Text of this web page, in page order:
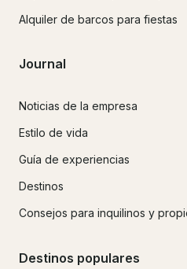
Alquiler de barcos para fiestas
Journal
Noticias de la empresa
Estilo de vida
Guía de experiencias
Destinos
Consejos para inquilinos y
Destinos populares